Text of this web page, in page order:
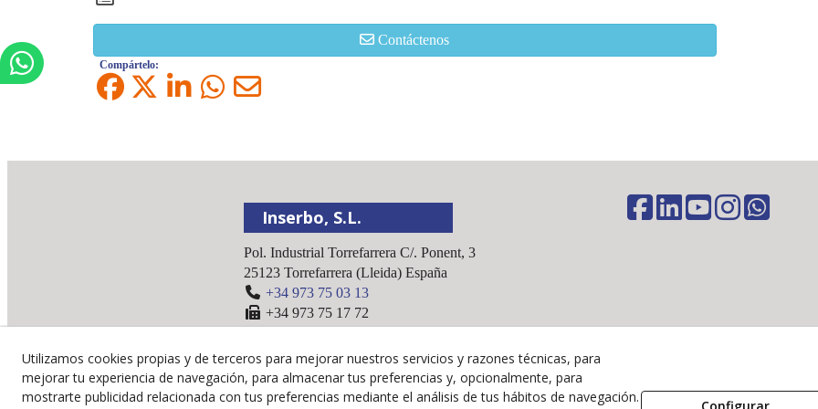
Contáctenos
Compártelo:
Inserbo, S.L.
Pol. Industrial Torrefarrera C/. Ponent, 3
25123 Torrefarrera (Lleida) España
+34 973 75 03 13
+34 973 75 17 72
Política Cookies
Utilizamos cookies propias y de terceros para mejorar nuestros servicios y razones técnicas, para
mejorar tu experiencia de navegación, para almacenar tus preferencias y, opcionalmente, para
mostrarte publicidad relacionada con tus preferencias mediante el análisis de tus hábitos de navegación.
Configurar